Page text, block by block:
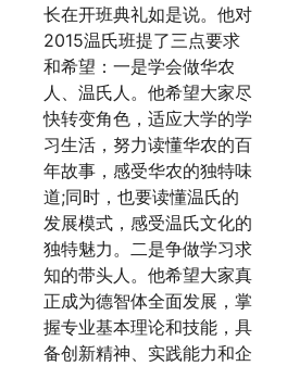
长在开班典礼如是说。他对
2015温氏班提了三点要求
和希望：一是学会做华农
人、温氏人。他希望大家尽
快转变角色，适应大学的学
习生活，努力读懂华农的百
年故事，感受华农的独特味
道;同时，也要读懂温氏的
发展模式，感受温氏文化的
独特魅力。二是争做学习求
知的带头人。他希望大家真
正成为德智体全面发展，掌
握专业基本理论和技能，具
备创新精神、实践能力和企